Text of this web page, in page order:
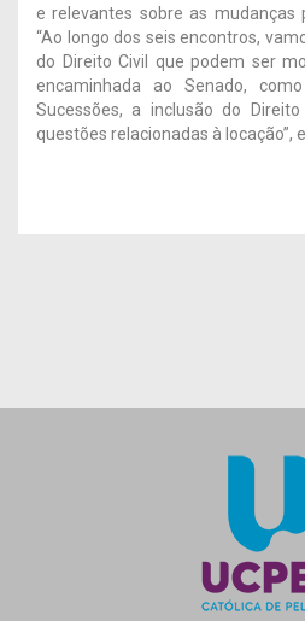
e relevantes sobre as mudanças
“Ao longo dos seis encontros,
do Direito Civil que podem ser
encaminhada ao Senado,
Sucessões, a inclusão do
questões relacionadas à locação”,